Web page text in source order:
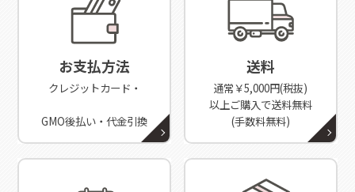
お支払方法
クレジットカード・
GMO後払い・代金引換
送料
通常￥5,000円(税抜)
以上ご購入で送料無料
(手数料無料)